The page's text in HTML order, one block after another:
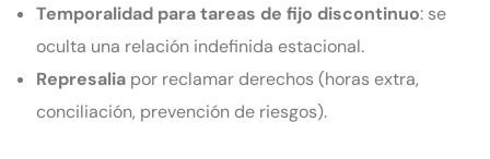
Temporalidad para tareas de fijo discontinuo: se
oculta una relación indefinida estacional.
Represalia por reclamar derechos (horas extra,
conciliación, prevención de riesgos).